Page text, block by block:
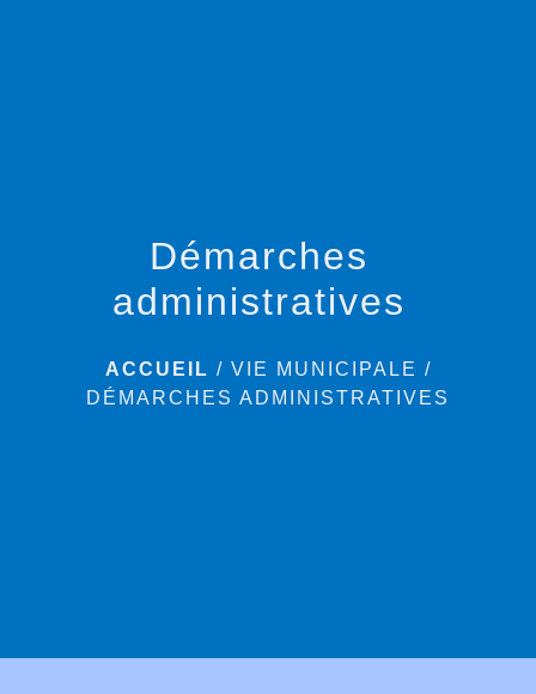
Démarches
administratives
ACCUEIL / VIE MUNICIPALE /
DÉMARCHES ADMINISTRATIVES